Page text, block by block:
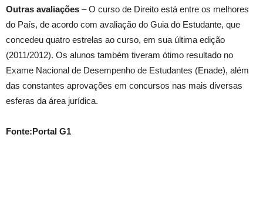
Outras avaliações – O curso de Direito está entre os melhores
do País, de acordo com avaliação do Guia do Estudante, que
concedeu quatro estrelas ao curso, em sua última edição
(2011/2012). Os alunos também tiveram ótimo resultado no
Exame Nacional de Desempenho de Estudantes (Enade), além
das constantes aprovações em concursos nas mais diversas
esferas da área jurídica.
Fonte:Portal G1